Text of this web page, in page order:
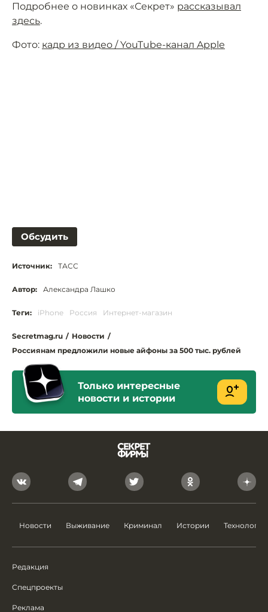
Подробнее о новинках «Секрет» рассказывал
здесь.
Фото: кадр из видео / YouTube-канал Apple
Обсудить
Источник: ТАСС
Автор: Александра Лашко
Теги: iPhone Россия Интернет-магазин
Secretmag.ru / Новости /
Россиянам предложили новые айфоны за 500 тыс. рублей
Только интересные
новости и истории
Новости Выживание Криминал Истории Технологии
Редакция
Спецпроекты
Реклама